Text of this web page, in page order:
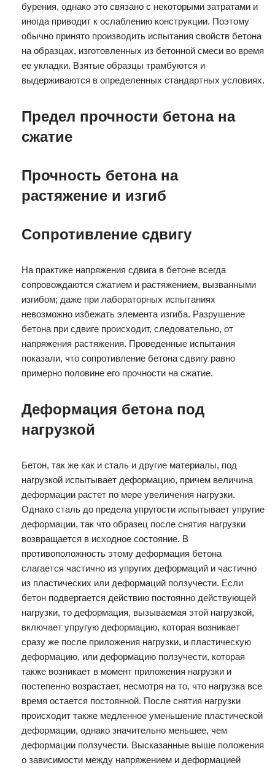
бурения, однако это связано с некоторыми затратами и
иногда приводит к ослаблению конструкции. Поэтому
обычно принято производить испытания свойств бетона
на образцах, изготовленных из бетонной смеси во время
ее укладки. Взятые образцы трамбуются и
выдерживаются в определенных стандартных условиях.
Предел прочности бетона на
сжатие
Прочность бетона на
растяжение и изгиб
Сопротивление сдвигу
На практике напряжения сдвига в бетоне всегда
сопровождаются сжатием и растяжением, вызванными
изгибом; даже при лабораторных испытаниях
невозможно избежать элемента изгиба. Разрушение
бетона при сдвиге происходит, следовательно, от
напряжения растяжения. Проведенные испытания
показали, что сопротивление бетона сдвигу равно
примерно половине его прочности на сжатие.
Деформация бетона под
нагрузкой
Бетон, так же как и сталь и другие материалы, под
нагрузкой испытывает деформацию, причем величина
деформации растет по мере увеличения нагрузки.
Однако сталь до предела упругости испытывает упругие
деформации, так что образец после снятия нагрузки
возвращается в исходное состояние. В
противоположность этому деформация бетона
слагается частично из упругих деформаций и частично
из пластических или деформаций ползучести. Если
бетон подвергается действию постоянно действующей
нагрузки, то деформация, вызываемая этой нагрузкой,
включает упругую деформацию, которая возникает
сразу же после приложения нагрузки, и пластическую
деформацию, или деформацию ползучести, которая
также возникает в момент приложения нагрузки и
постепенно возрастает, несмотря на то, что нагрузка все
время остается постоянной. После снятия нагрузки
происходит также медленное уменьшение пластической
деформации, однако значительно меньшее, чем
деформации ползучести. Высказанные выше положения
о зависимости между напряжением и деформацией